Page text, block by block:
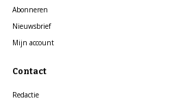
Abonneren
Nieuwsbrief
Mijn account
Contact
Redactie